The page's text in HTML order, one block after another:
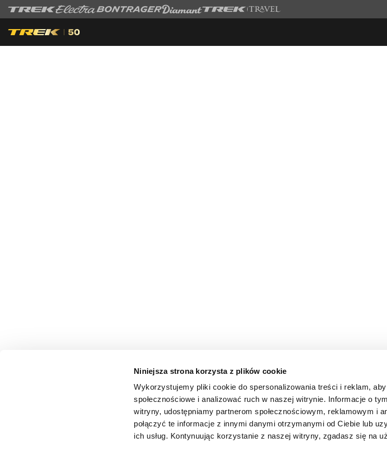
Niniejsza strona korzysta z plików cookie
Wykorzystujemy pliki cookie do spersonalizowania treści i reklam,
społecznościowe i analizować ruch w naszej witrynie. Informacje o
witryny, udostępniamy partnerom społecznościowym, reklamowym i
połączyć te informacje z innymi danymi otrzymanymi od Ciebie lub
ich usług. Kontynuując korzystanie z naszej witryny, zgadasz się na